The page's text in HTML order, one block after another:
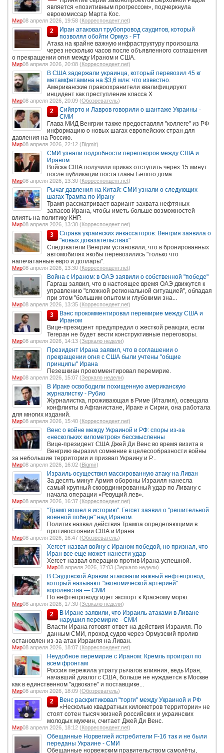
является «позитивным прогрессом», подчеркнула
еврокомиссар Марта Кос.
Мир08 апреля 2026, 19:58 (Корреспондент.net)
2
Иран атаковал трубопровод саудитов, который
позволял обойти Ормуз - FT
Атака на крайне важную инфраструктуру произошла
через несколько часов после объявленного соглашения
о прекращении огня между Ираном и США.
Мир08 апреля 2026, 20:08 (Корреспондент.net)
В США задержали украинца, который перевозил 45 кг
метамфетамина на $3,6 млн: что известно.
Американские правоохранители квалифицируют
инцидент как преступление класса X
Мир08 апреля 2026, 20:09 (Обозреватель)
2
Сийярто и Лавров говорили о шантаже Украины -
СМИ
Глава МИД Венгрии также предоставлял "коллеге" из РФ
информацию о новых шагах европейских стран для
давления на Россию.
Мир08 апреля 2026, 22:12 (Bigmir)
СМИ узнали подробности переговоров между США и
Ираном
Войска США получили приказ отступить через 15 минут
после публикации поста главы Белого дома.
Мир08 апреля 2026, 13:30 (Корреспондент.net)
Рычаг давления на Китай: СМИ узнали о следующих
шагах Трампа по Ирану
Трамп рассматривает вариант захвата нефтяных
запасов Ирана, чтобы иметь больше возможностей
влиять на политику КНР.
Мир08 апреля 2026, 13:30 (Корреспондент.net)
3
Справа украинских инкассаторов: Венгрия заявила о
"новых доказательствах"
Следователи Венгрии установили, что в бронированных
автомобилях якобы перевозились "только что
напечатанные евро и доллары".
Мир08 апреля 2026, 13:30 (Корреспондент.net)
Война с Ираном: в ОАЭ заявили о собственной "победе"
Гаргаш заявил, что в настоящее время ОАЭ движутся к
управлению "сложной региональной ситуацией", обладая
при этом "большим опытом и глубокими зна...
Мир08 апреля 2026, 13:35 (Корреспондент.net)
3
Вэнс прокомментировал перемирие между США и
Ираном
Вице-президент предупредил о жесткой реакции, если
Тегеран не будет вести конструктивные переговоры.
Мир08 апреля 2026, 14:13 (Зеркало недели)
Президент Ирана заявил, что в соглашении о
прекращении огня с США были учтены "общие
принципы" Ирана
Пезешкиан прокомментировал перемирие.
Мир08 апреля 2026, 15:07 (Зеркало недели)
В Ираке освободили похищенную американскую
журналистку - Рубио
Журналистка, проживающая в Риме (Италия), освещала
конфликты в Афганистане, Ираке и Сирии, она работала
для многих изданий.
Мир08 апреля 2026, 15:40 (Корреспондент.net)
Венс о войне между Украиной и РФ: споры из-за
«нескольких километров» бессмысленны
Вице-президент США Джей Ди Венс во время визита в
Венгрию выразил сомнение в целесообразности войны
за небольшие территории и призвал Украину и Р...
Мир08 апреля 2026, 16:02 (Bigmir)
Израиль осуществил массированную атаку на Ливан
За десять минут Армия обороны Израиля нанесла
самый крупный скоординированный удар по Ливану с
начала операции «Ревущий лев».
Мир08 апреля 2026, 16:37 (Корреспондент.net)
"Трамп вошел в историю": Гегсет заявил о "решительной
военной победе" над Ираном.
Политик назвал действия Трампа определяющими в
противостоянии США и Ирана
Мир08 апреля 2026, 16:47 (Обозреватель)
Хегсет назвал войну с Ираном победой, но признал, что
Иран все еще может нанести удар
Хегсет назвал операцию против Ирана успешной.
Мир08 апреля 2026, 17:03 (Зеркало недели)
В Саудовской Аравии атаковали важный нефтепровод,
который называют "экономической артерией"
королевства — СМИ
По нефтепроводу идет экспорт к Красному морю.
Мир08 апреля 2026, 17:30 (Зеркало недели)
2
В Иране заявили, что Израиль атаками в Ливане
нарушил перемирие - СМИ
Власти Ирана готовят ответ на действия Израиля. По
данным СМИ, проход судов через Ормузский пролив
остановлен из-за атак Израиля на Ливан.
Мир08 апреля 2026, 18:07 (Корреспондент.net)
Неудобное перемирие с Ираном: Кремль проиграл по
всем фронтам
Россия пережила утрату рычагов влияния, ведь Иран,
начавший диалог с США, больше не нуждается в Москве
как в единственном "адвокате" и поставщике...
Мир08 апреля 2026, 18:09 (Обозреватель)
2
Венс раскритиковал "торги" между Украиной и РФ
«Несколько квадратных километров территории» не
стоят сотен тысяч жизней российских и украинских
молодых мужчин, считает Джей Ди Венс.
Мир08 апреля 2026, 18:12 (Корреспондент.net)
Обещанные Норвегией истребители F-16 так и не были
переданы Украине - СМИ
Обещанные норвежским правительством самолёты,